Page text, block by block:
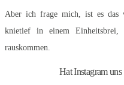
Aber ich frage mich, ist es das
knietief in einem
rauskommen.
Hat Instagram